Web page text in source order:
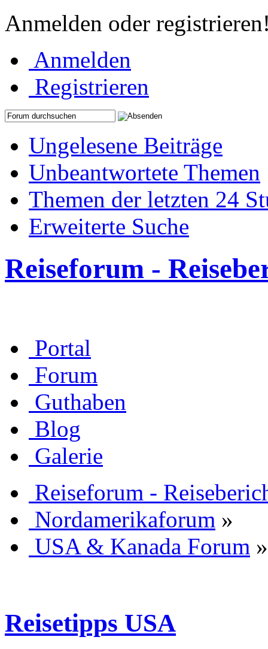
Anmelden oder
Anmelden
Registrieren
Ungelesene Beiträge
Unbeantwortete Themen
Themen der letzten 24
Erweiterte Suche
Reiseforum -
Portal
Forum
Guthaben
Blog
Galerie
Reiseforum -
Nordamerikaforum »
USA & Kanada Forum »
Reisetipps USA